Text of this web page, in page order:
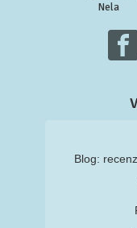
Nela
Blog: